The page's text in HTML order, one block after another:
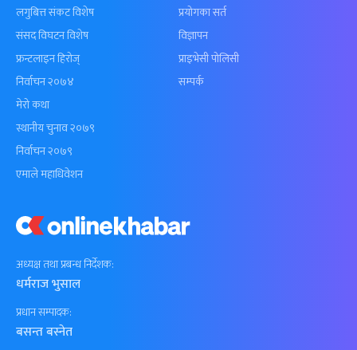
अध्यक्ष तथा प्रबन्ध निर्देशक:
धर्मराज भुसाल
प्रधान सम्पादक:
बसन्त बस्नेत
लगुबित्त संकट विशेष
संसद विघटन विशेष
फ्रन्टलाइन हिरोज्
निर्वाचन २०७४
मेरो कथा
स्थानीय चुनाव २०७९
निर्वाचन २०७९
एमाले महाधिवेशन
प्रयोगका सर्त
विज्ञापन
प्राइभेसी पोलिसी
सम्पर्क